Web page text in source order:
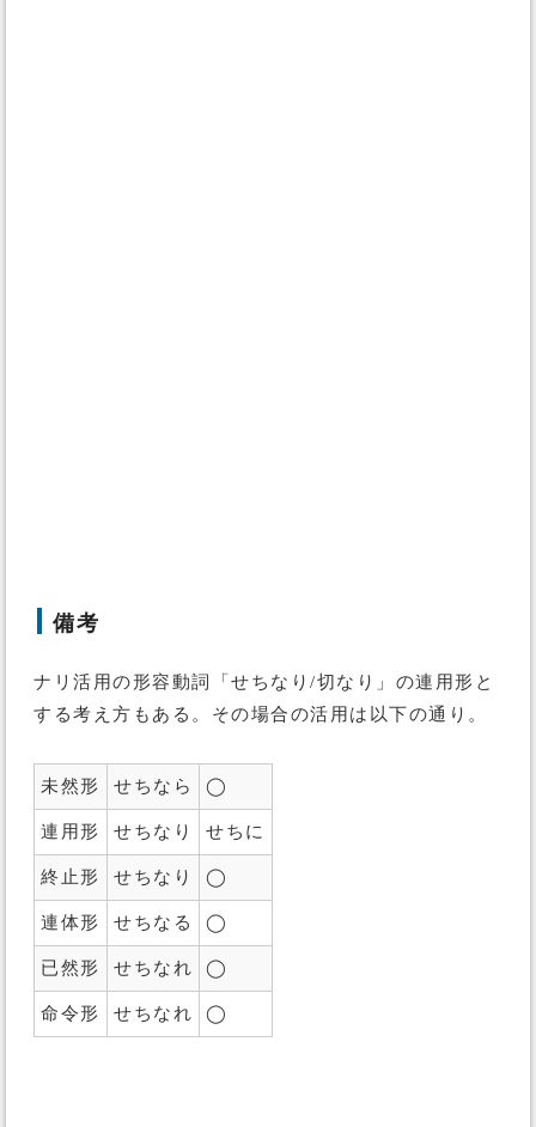
備考
ナリ活用の形容動詞「せちなり/切なり」の連用形と
する考え方もある。その場合の活用は以下の通り。
未然形 せちなら ◯
連用形 せちなり せちに
終止形 せちなり ◯
連体形 せちなる ◯
已然形 せちなれ ◯
命令形 せちなれ ◯